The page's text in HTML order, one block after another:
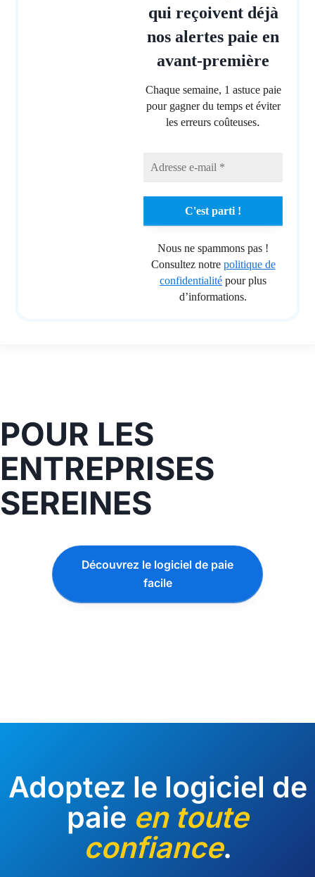
qui reçoivent déjà
nos alertes paie en
avant-première
Chaque semaine, 1 astuce paie
pour gagner du temps et éviter
les erreurs coûteuses.
Nous ne spammons pas !
Consultez notre politique de
confidentialité pour plus
d’informations.
POUR LES
ENTREPRISES
SEREINES
Découvrez le logiciel de paie
facile
Adoptez le logiciel de
paie en toute
confiance.